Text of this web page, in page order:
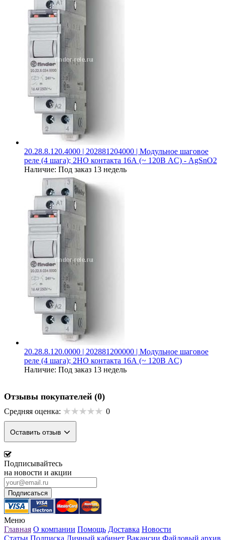
20.28.8.120.4000 | 202881204000 | Модульное шаговое
реле (4 шага); 2НО контакта 16А (~ 120В AC) - AgSnO2
Наличие: Под заказ 13 недель
20.28.8.120.0000 | 202881200000 | Модульное шаговое
реле (4 шага); 2НО контакта 16А (~ 120В AC)
Наличие: Под заказ 13 недель
Отзывы покупателей (0)
Средняя оценка: 0
Оставить отзыв
Подписывайтесь
на новости и акции
Меню
Главная О компании Помощь Доставка Новости
Статьи Подписка Личный кабинет Вакансии Файловый архив